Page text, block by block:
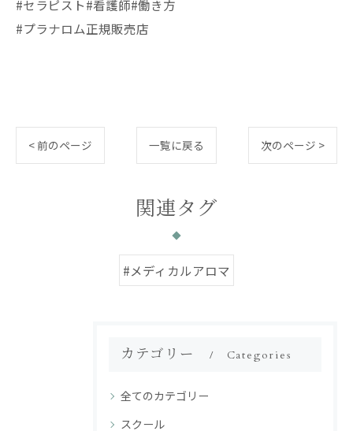
#セラピスト#看護師#働き方
#プラナロム正規販売店
< 前のページ 一覧に戻る 次のページ >
関連タグ
#メディカルアロマ
カテゴリー Categories
全てのカテゴリー
スクール